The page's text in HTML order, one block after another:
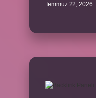
Temmuz 22, 2026